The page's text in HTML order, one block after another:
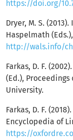
https://doi.org/
Dryer, M. S.
Haspelmath
http://wals.info/
Farkas, D. F.
(Ed.), Proceedings
University.
Farkas, D. F.
Encyclopedia of
https://